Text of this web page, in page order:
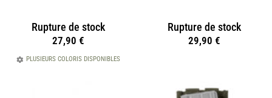
Rupture de stock
27,90 €
PLUSIEURS COLORIS DISPONIBLES
Rupture de stock
29,90 €